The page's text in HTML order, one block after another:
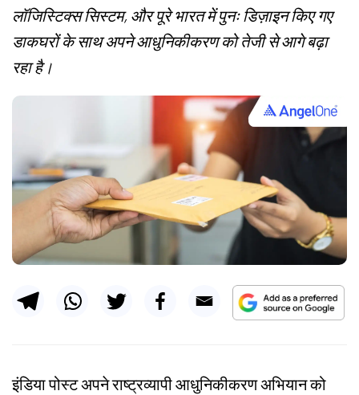
लॉजिस्टिक्स सिस्टम, और पूरे भारत में पुनः डिज़ाइन किए गए
डाकघरों के साथ अपने आधुनिकीकरण को तेजी से आगे बढ़ा
रहा है।
इंडिया पोस्ट अपने राष्ट्रव्यापी आधुनिकीकरण अभियान को